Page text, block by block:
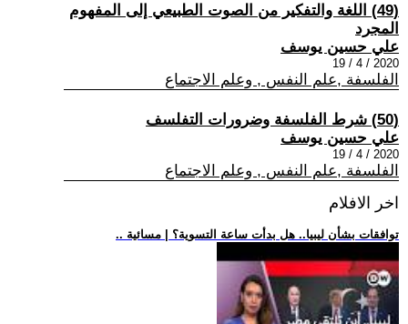
(49) اللغة والتفكير من الصوت الطبيعي إلى المفهوم
المجرد
علي حسين يوسف
2020 / 4 / 19
الفلسفة ,علم النفس , وعلم الاجتماع
(50) شرط الفلسفة وضرورات التفلسف
علي حسين يوسف
2020 / 4 / 19
الفلسفة ,علم النفس , وعلم الاجتماع
اخر الافلام
.. توافقات بشأن ليبيا.. هل بدأت ساعة التسوية؟ | مسائية